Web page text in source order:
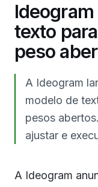
texto
peso
A Ideogram
modelo de
pesos
ajustar e
A Ideogram